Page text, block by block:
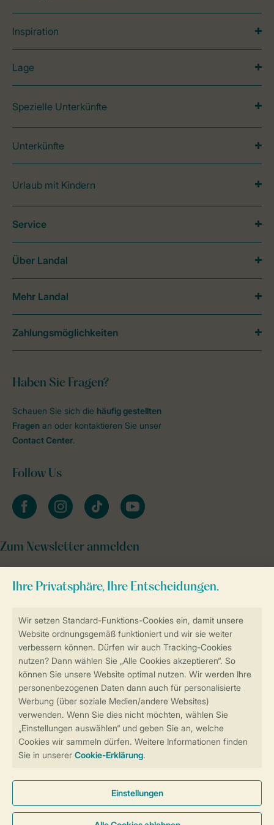
Sicherstellung Deiner Privatsphäre
Sicher und schnell zur Online-Buchung
Sichere Datenübertragung
Sicheres Bezahlen
Inspiration
Lage
Spezielle Unterkünfte
Unterkünfte
Urlaub mit Kindern
Haben Sie Fragen?
Schauen Sie sich die häufig gestellten
Fragen an oder kontaktieren Sie unser
Contact Center.
Follow Us
facebookinstagramtiktok youtube
Zum Newsletter anmelden
Service
Über Landal
Mehr Landal
Zahlungsmöglichkeiten